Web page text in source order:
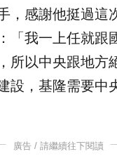
，感謝他挺過這
「我一上任就跟
所以中央跟地方
設，基隆需要中
廣告 / 請繼續往下閱讀